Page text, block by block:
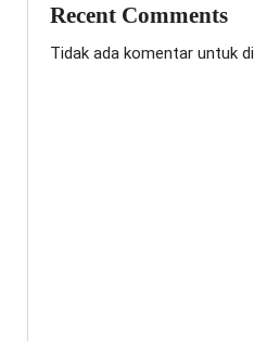
Recent Comments
Tidak ada komentar untuk